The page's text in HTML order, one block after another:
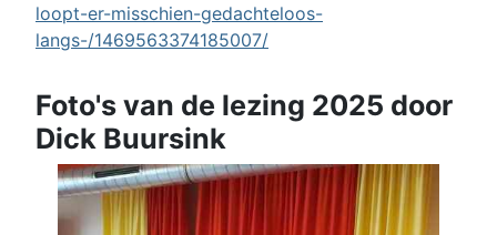
loopt-er-misschien-gedachteloos-
langs-/1469563374185007/
Foto's van de lezing 2025 door
Dick Buursink